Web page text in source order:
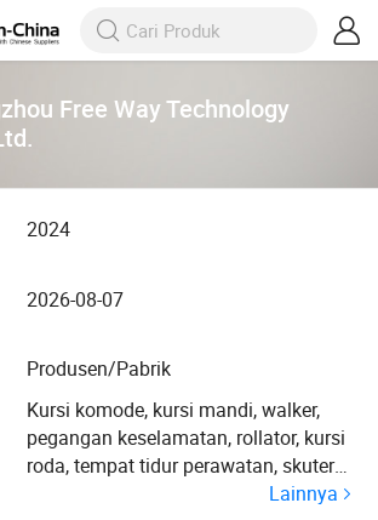
Free Way Technology
2024
2026-08-07
Produsen/Pabrik
Kursi komode, kursi mandi, walker,
pegangan keselamatan, rollator, kursi
roda, tempat tidur perawatan, skuter
lutut, tongkat, kruk, bangku langkah,
Lainnya